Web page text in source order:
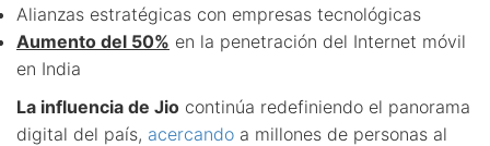
Alianzas estratégicas con empresas tecnológicas
Aumento del 50% en la penetración del Internet móvil
en India
La influencia de Jio continúa redefiniendo el panorama
digital del país, acercando a millones de personas al